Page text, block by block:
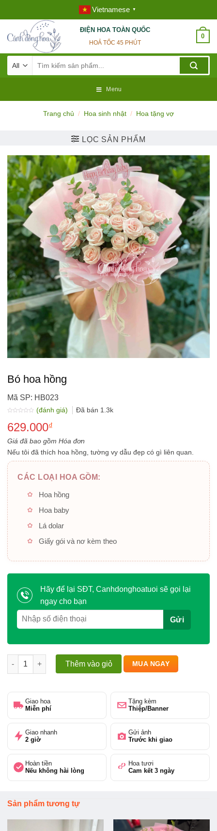
to
content
Vietnamese ▼
ĐIỆN HOA TOÀN QUỐC
HOẢ TỐC 45 PHÚT
0
kiếm:
Menu
Trang chủ / Hoa sinh nhật / Hoa tặng vợ
LỌC SẢN PHẨM
Bó hoa hồng
Mã SP: HB023
xếp
hạng
5
sao
(đánh giá) Đã bán 1.3k
629.000₫
Giá đã bao gồm Hóa đơn
Nếu tôi đã thích hoa hồng, tường vy dẫu đẹp có gì liên quan.
CÁC LOẠI HOA GỒM:
Hoa hồng
Hoa baby
Lá dolar
Giấy gói và nơ kèm theo
Hãy để lại SĐT, Canhdonghoatuoi sẽ gọi lại
ngay cho bạn
Bó hoa hồng số lượng
Thêm vào giỏ MUA NGAY
Giao hoa
Miễn phí
Tặng kèm
Thiệp/Banner
Giao nhanh
2 giờ
Gửi ảnh
Trước khi giao
Hoàn tiền
Nếu không hài lòng
Hoa tươi
Cam kết 3 ngày
Sản phẩm tương tự